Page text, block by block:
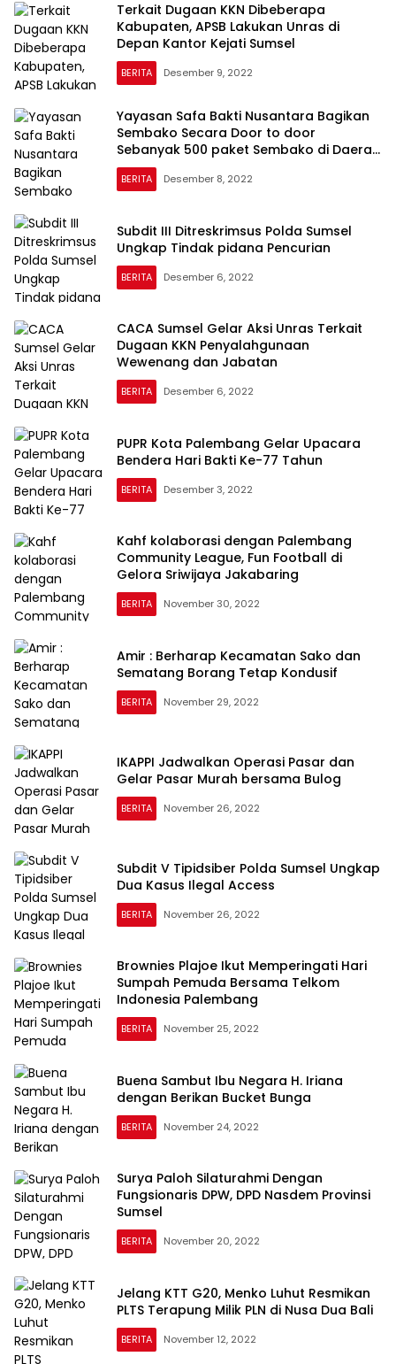
Terkait Dugaan KKN Dibeberapa
Kabupaten, APSB Lakukan Unras di
Depan Kantor Kejati Sumsel
BERITA Desember 9, 2022
Yayasan Safa Bakti Nusantara Bagikan
Sembako Secara Door to door
Sebanyak 500 paket Sembako di Daerah
Kalidoni
BERITA Desember 8, 2022
Subdit III Ditreskrimsus Polda Sumsel
Ungkap Tindak pidana Pencurian
BERITA Desember 6, 2022
CACA Sumsel Gelar Aksi Unras Terkait
Dugaan KKN Penyalahgunaan
Wewenang dan Jabatan
BERITA Desember 6, 2022
PUPR Kota Palembang Gelar Upacara
Bendera Hari Bakti Ke-77 Tahun
BERITA Desember 3, 2022
Kahf kolaborasi dengan Palembang
Community League, Fun Football di
Gelora Sriwijaya Jakabaring
BERITA November 30, 2022
Amir : Berharap Kecamatan Sako dan
Sematang Borang Tetap Kondusif
BERITA November 29, 2022
IKAPPI Jadwalkan Operasi Pasar dan
Gelar Pasar Murah bersama Bulog
BERITA November 26, 2022
Subdit V Tipidsiber Polda Sumsel Ungkap
Dua Kasus Ilegal Access
BERITA November 26, 2022
Brownies Plajoe Ikut Memperingati Hari
Sumpah Pemuda Bersama Telkom
Indonesia Palembang
BERITA November 25, 2022
Buena Sambut Ibu Negara H. Iriana
dengan Berikan Bucket Bunga
BERITA November 24, 2022
Surya Paloh Silaturahmi Dengan
Fungsionaris DPW, DPD Nasdem Provinsi
Sumsel
BERITA November 20, 2022
Jelang KTT G20, Menko Luhut Resmikan
PLTS Terapung Milik PLN di Nusa Dua Bali
BERITA November 12, 2022